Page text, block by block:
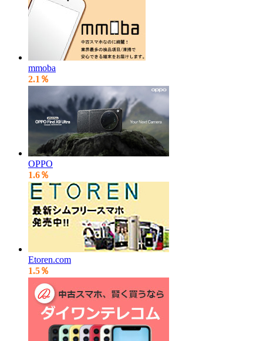
mmoba
2.1％
OPPO
1.6％
Etoren.com
1.5％